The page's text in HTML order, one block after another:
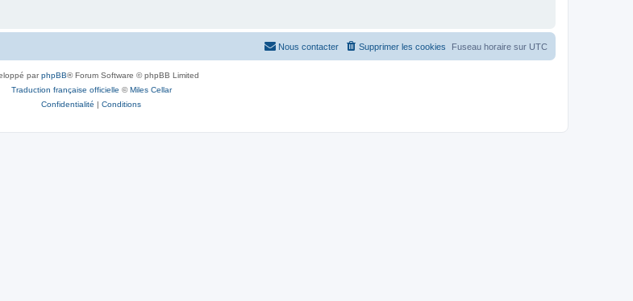
Fuseau horaire sur UTC
Supprimer les cookies
Nous contacter
parphpBB® Forum Software © phpBB Limited
Traduction française officielle ©Miles Cellar
Confidentialité | Conditions